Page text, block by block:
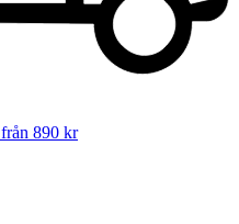
från 890 kr